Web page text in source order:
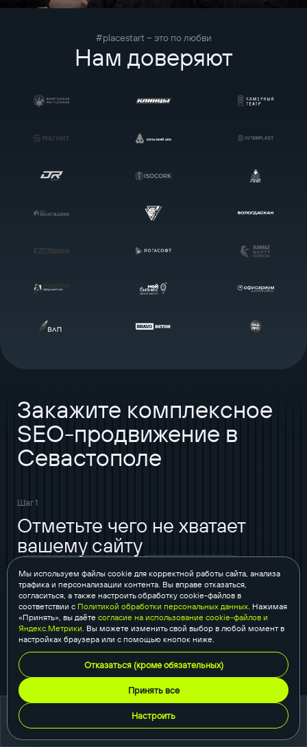
портфолио
#placestart – это по любви
Нам доверяют
Закажите комплексное
SEO-продвижение в
Севастополе
Шаг 1
Отметьте чего не хватает
вашему сайту
отдел продаж
отдел маркетинга
аудит сайта
директ / AdWords
SEO
SMM
e-mail маркетинг
блог
CRM система
авто- и мультиворонки
фирменный стиль (нейминг, логотип и прочее)
видео (вирусное, корпоративное)
коммерческое предложение
Мы используем файлы cookie для корректной работы сайта, анализа
трафика и персонализации контента. Вы вправе отказаться,
согласиться, а также настроить обработку cookie-файлов в
соответствии с Политикой обработки персональных данных. Нажимая
«Принять», вы даёте согласие на использование cookie-файлов и
Яндекс.Метрики. Вы можете изменить свой выбор в любой момент в
настройках браузера или с помощью кнопок ниже.
Отказаться (кроме обязательных)
Принять все
Настроить